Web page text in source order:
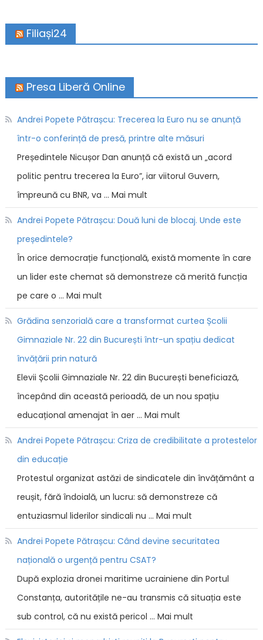
Filiași24
Presa Liberă Online
Andrei Popete Pătrașcu: Trecerea la Euro nu se anunță
într-o conferință de presă, printre alte măsuri
Președintele Nicușor Dan anunță că există un „acord
politic pentru trecerea la Euro”, iar viitorul Guvern,
împreună cu BNR, va … Mai mult
Andrei Popete Pătrașcu: Două luni de blocaj. Unde este
președintele?
În orice democrație funcțională, există momente în care
un lider este chemat să demonstreze că merită funcția
pe care o … Mai mult
Grădina senzorială care a transformat curtea Școlii
Gimnaziale Nr. 22 din București într-un spațiu dedicat
învățării prin natură
Elevii Școlii Gimnaziale Nr. 22 din București beneficiază,
începând din această perioadă, de un nou spațiu
educațional amenajat în aer … Mai mult
Andrei Popete Pătrașcu: Criza de credibilitate a protestelor
din educație
Protestul organizat astăzi de sindicatele din învățământ a
reușit, fără îndoială, un lucru: să demonstreze că
entuziasmul liderilor sindicali nu … Mai mult
Andrei Popete Pătrașcu: Când devine securitatea
națională o urgență pentru CSAT?
După explozia dronei maritime ucrainiene din Portul
Constanța, autoritățile ne-au transmis că situația este
sub control, că nu există pericol … Mai mult